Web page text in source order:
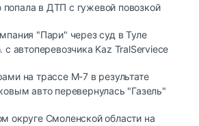
в ДТП с гужевой повозкой
"Пари" через суд в Туле
автоперевозчика Kaz TralServiece
на трассе М-7 в результате
авто перевернулась "Газель"
округе Смоленской области на